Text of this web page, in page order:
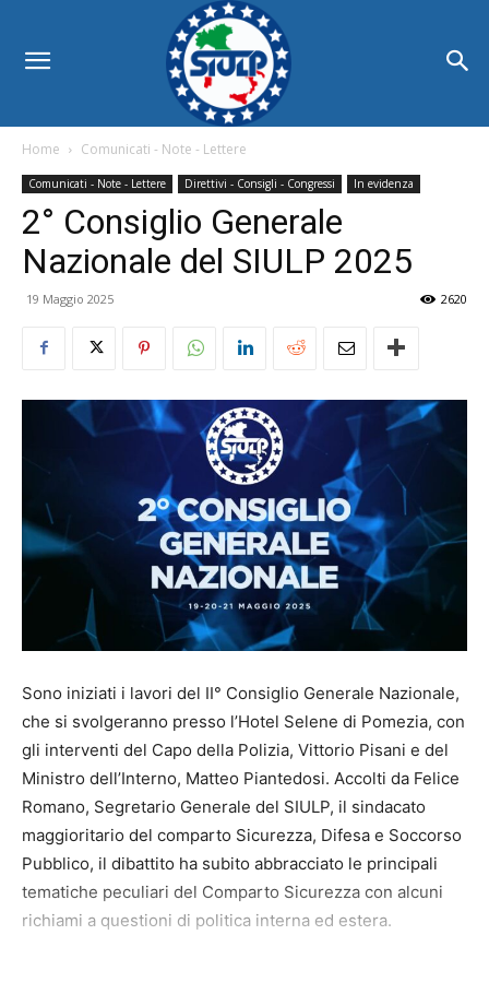
Home Comunicati - Note - Lettere
Comunicati - Note - Lettere Direttivi - Consigli - Congressi In evidenza
2° Consiglio Generale
Nazionale del SIULP 2025
19 Maggio 2025 2620
Sono iniziati i lavori del II° Consiglio Generale Nazionale,
che si svolgeranno presso l’Hotel Selene di Pomezia, con
gli interventi del Capo della Polizia, Vittorio Pisani e del
Ministro dell’Interno, Matteo Piantedosi. Accolti da Felice
Romano, Segretario Generale del SIULP, il sindacato
maggioritario del comparto Sicurezza, Difesa e Soccorso
Pubblico, il dibattito ha subito abbracciato le principali
tematiche peculiari del Comparto Sicurezza con alcuni
richiami a questioni di politica interna ed estera.